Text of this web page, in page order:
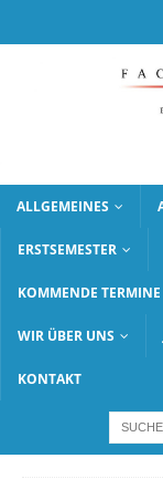
ALLGEMEINES
ERSTSEMESTER
KOMMENDE TERMINE
WIR ÜBER UNS
KONTAKT